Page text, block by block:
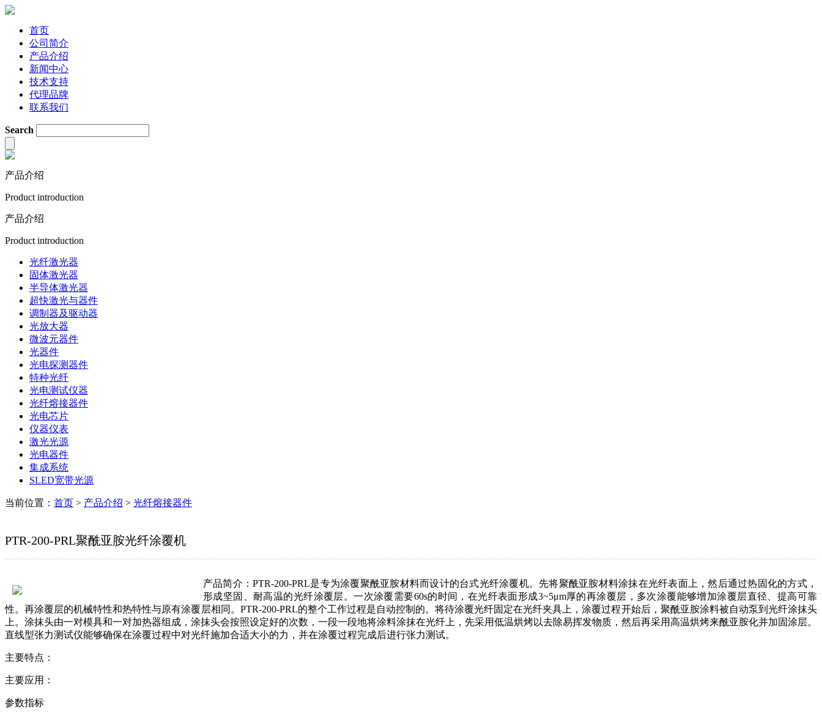
首页
公司简介
产品介绍
新闻中心
技术支持
代理品牌
联系我们
Search
产品介绍
Product introduction
产品介绍
Product introduction
光纤激光器
固体激光器
半导体激光器
超快激光与器件
调制器及驱动器
光放大器
微波元器件
光器件
光电探测器件
特种光纤
光电测试仪器
光纤熔接器件
光电芯片
仪器仪表
激光光源
光电器件
集成系统
SLED宽带光源
当前位置： 首页 > 产品介绍 > 光纤熔接器件
PTR-200-PRL聚酰亚胺光纤涂覆机
产品简介：PTR-200-PRL是专为涂覆聚酰亚胺材料而设计的台式光纤涂覆机。先将聚酰亚胺材料涂抹在光纤表面上，然后通过热固化的方式，
形成坚固、耐高温的光纤涂覆层。一次涂覆需要60s的时间，在光纤表面形成3~5μm厚的再涂覆层，多次涂覆能够增加涂覆层直径、提高可靠
性。再涂覆层的机械特性和热特性与原有涂覆层相同。PTR-200-PRL的整个工作过程是自动控制的。将待涂覆光纤固定在光纤夹具上，涂覆过程开始后，聚酰亚胺涂料被自动泵到光纤涂抹头
上。涂抹头由一对模具和一对加热器组成，涂抹头会按照设定好的次数，一段一段地将涂料涂抹在光纤上，先采用低温烘烤以去除易挥发物质，然后再采用高温烘烤来酰亚胺化并加固涂层。
直线型张力测试仪能够确保在涂覆过程中对光纤施加合适大小的力，并在涂覆过程完成后进行张力测试。
主要特点：
主要应用：
参数指标